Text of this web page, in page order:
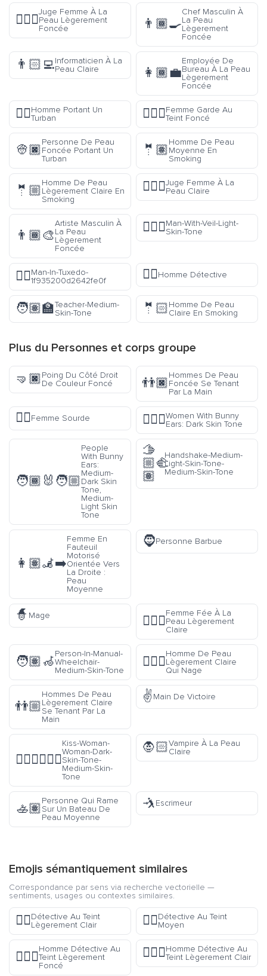
👩🏽‍⚖️
Juge Femme À La
Peau Lègerement
Foncée
👨🏾‍🍳
Chef Masculin À
La Peau
Lègerement
Foncée
👨🏻‍💻Informaticien À La
Peau Claire
👩🏾‍💼
Employée De
Bureau À La Peau
Lègerement
Foncée
👳‍♂️Homme Portant Un
Turban
💂🏿‍♀️Femme Garde Au
Teint Foncé
👳🏿
Personne De Peau
Foncée Portant Un
Turban
🤵🏽
Homme De Peau
Moyenne En
Smoking
🤵🏼
Homme De Peau
Lègerement Claire En
Smoking
👩🏻‍⚖️Juge Femme À La
Peau Claire
👨🏾‍🎨
Artiste Masculin À
La Peau
Lègerement
Foncée
👰🏻‍♂️Man-With-Veil-Light-
Skin-Tone
🤵‍♂️Man-In-Tuxedo-
1f935200d2642fe0f
🕵️‍♂️Homme Détective
🧑🏽‍🏫Teacher-Medium-
Skin-Tone
🤵🏻Homme De Peau
Claire En Smoking
Plus du Personnes et corps groupe
🤜🏿Poing Du Côté Droit
De Couleur Foncé
👬🏿
Hommes De Peau
Foncée Se Tenant
Par La Main
🧏‍♀️Femme Sourde 👯🏿‍♀️Women With Bunny
Ears: Dark Skin Tone
🧑🏾‍🐰‍🧑🏼
People
With Bunny
Ears:
Medium-
Dark Skin
Tone,
Medium-
Light Skin
Tone
🫱
🏼‍🫲
🏽
Handshake-Medium-
Light-Skin-Tone-
Medium-Skin-Tone
👩🏽‍🦼‍➡️
Femme En
Fauteuil
Motorisé
Orientée Vers
La Droite :
Peau
Moyenne
🧔Personne Barbue
🧙 Mage 🧚🏼‍♀️
Femme Fée À La
Peau Lègerement
Claire
🧑🏽‍🦽
Person-In-Manual-
Wheelchair-
Medium-Skin-Tone
🏊🏼‍♂️
Homme De Peau
Lègerement Claire
Qui Nage
👬🏼
Hommes De Peau
Lègerement Claire
Se Tenant Par La
Main
✌️ Main De Victoire
👩🏿‍❤️‍💋‍👩🏽
Kiss-Woman-
Woman-Dark-
Skin-Tone-
Medium-Skin-
Tone
🧛🏻Vampire À La Peau
Claire
🚣🏽
Personne Qui Rame
Sur Un Bateau De
Peau Moyenne
🤺Escrimeur
Emojis sémantiquement similaires
Correspondance par sens via recherche vectorielle —
sentiments, usages ou contextes similaires.
🕵🏼Détective Au Teint
Lègerement Clair
🕵🏽Détective Au Teint
Moyen
🕵🏾‍♂️
Homme Détective Au
Teint Lègerement
Foncé
🕵🏼‍♂️Homme Détective Au
Teint Lègerement Clair